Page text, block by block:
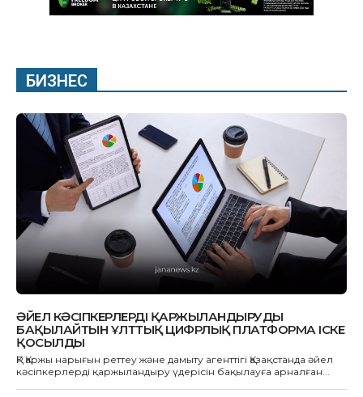
БИЗНЕС
ӘЙЕЛ КӘСІПКЕРЛЕРДІ ҚАРЖЫЛАНДЫРУДЫ
БАҚЫЛАЙТЫН ҰЛТТЫҚ ЦИФРЛЫҚ ПЛАТФОРМА ІСКЕ
ҚОСЫЛДЫ
ҚР Қаржы нарығын реттеу және дамыту агенттігі Қазақстанда әйел
кәсіпкерлерді қаржыландыру үдерісін бақылауға арналған...